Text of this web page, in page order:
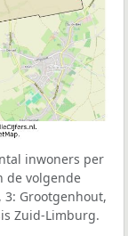
inwoners per
de volgende
Grootgenhout,
Zuid-Limburg.